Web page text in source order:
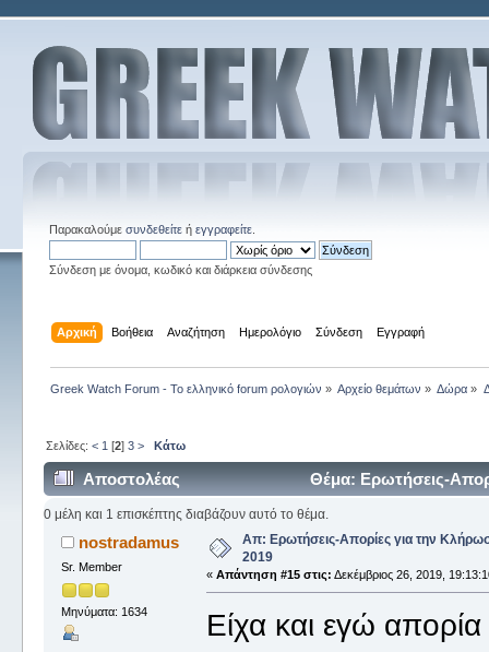
Παρακαλούμε συνδεθείτεή εγγραφείτε.
Σύνδεση με όνομα, κωδικό και διάρκεια σύνδεσης
Αρχική Βοήθεια Αναζήτηση Ημερολόγιο Σύνδεση Εγγραφή
Greek Watch Forum - Το ελληνικό forum ρολογιών » Αρχείο θεμάτων » Δώρα »
Σελίδες: < 1 [2] 3 > Κάτω
Αποστολέας
Θέμα: Ερωτήσεις-
φορές)
0 μέλη και 1 επισκέπτης διαβάζουν αυτό το θέμα.
nostradamus
Sr. Member
Μηνύματα: 1634
Απ: Ερωτήσεις-Απορίες για την
2019
«Απάντηση #15 στις: Δεκέμβριος 26, 2019,
Είχα και εγώ απορία